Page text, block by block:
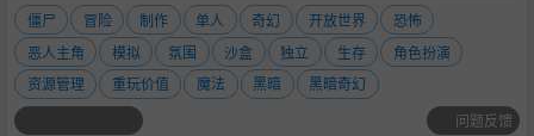
僵尸 冒险 制作 单人 奇幻 开放世界
恐怖
恶人主角
模拟 氛围 沙盒 独立 生存
角色扮演
资源管理
重玩价值 魔法 黑暗
黑暗奇幻
问题反馈